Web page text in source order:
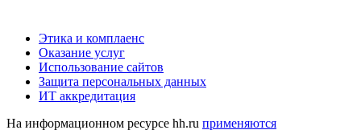
Этика и комплаенс
Оказание услуг
Использование сайтов
Защита персональных данных
ИТ аккредитация
На информационном ресурсе hh.ru применяются